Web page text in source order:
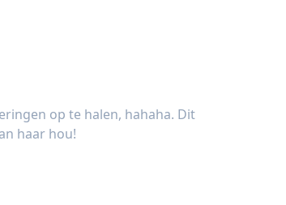
op te halen, hahaha. Dit
haar hou!